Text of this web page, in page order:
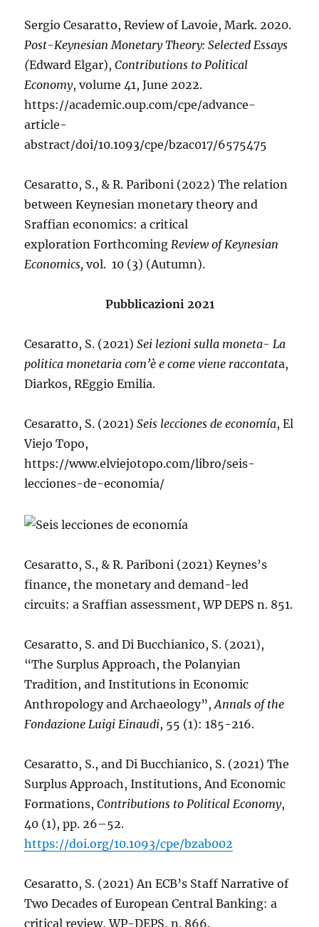
Sergio Cesaratto, Review of Lavoie, Mark. 2020.
Post-Keynesian Monetary Theory: Selected Essays
(Edward Elgar),Contributions to Political
Economy, volume 41, June 2022.
https://academic.oup.com/cpe/advance-
article-
abstract/doi/10.1093/cpe/bzac017/6575475
Cesaratto, S., & R. Pariboni (2022) The relation
between Keynesian monetary theory and
Sraffian economics: a critical
exploration ForthcomingReview of Keynesian
Economics,vol. 10 (3) (Autumn).
Pubblicazioni 2021
Cesaratto, S. (2021)Sei lezioni sulla moneta- La
politica monetaria com’è e come viene raccontata,
Diarkos, REggio Emilia.
Cesaratto, S. (2021)Seis lecciones de economía, El
Viejo Topo,
https://www.elviejotopo.com/libro/seis-
lecciones-de-economia/
Cesaratto, S., & R. Pariboni (2021) Keynes’s
finance, the monetary and demand-led
circuits: a Sraffian assessment, WP DEPS n. 851.
Cesaratto, S. and Di Bucchianico, S. (2021),
“The Surplus Approach, the Polanyian
Tradition, and Institutions in Economic
Anthropology and Archaeology”,Annals of the
Fondazione Luigi Einaudi, 55 (1): 185-216.
Cesaratto, S., and Di Bucchianico, S. (2021) The
Surplus Approach, Institutions, And Economic
Formations,Contributions to Political Economy,
40 (1), pp. 26–52.
https://doi.org/10.1093/cpe/bzab002
Cesaratto, S. (2021) An ECB’s Staff Narrative of
Two Decades of European Central Banking: a
critical review, WP-DEPS, n. 866.